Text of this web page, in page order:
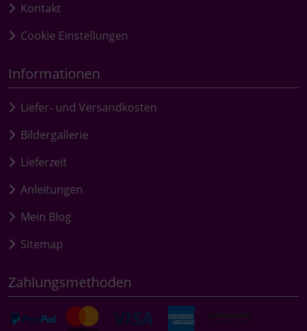
Kontakt
Cookie Einstellungen
Informationen
Liefer- und Versandkosten
Bildergallerie
Lieferzeit
Anleitungen
Mein Blog
Sitemap
Zahlungsmethoden